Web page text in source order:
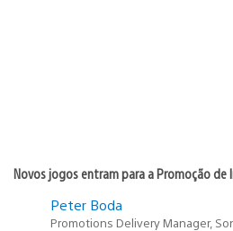
Novos jogos entram para a Promoção de
Peter Boda
Promotions Delivery Manager,